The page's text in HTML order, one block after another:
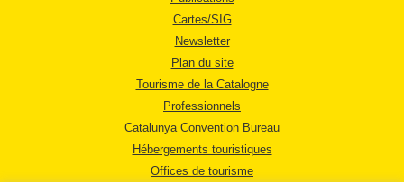
Cartes/SIG
Newsletter
Plan du site
Tourisme de la Catalogne
Professionnels
Catalunya Convention Bureau
Hébergements touristiques
Offices de tourisme